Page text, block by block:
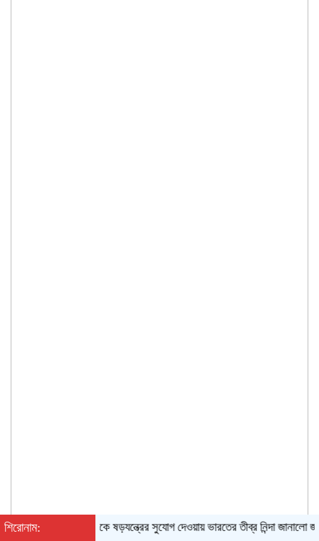
শিরোনাম: হাসিনাকে ষড়যন্ত্রের সুযোগ দেওয়ায় ভারতের তীব্র নিন্দা জানালো জামায়াত